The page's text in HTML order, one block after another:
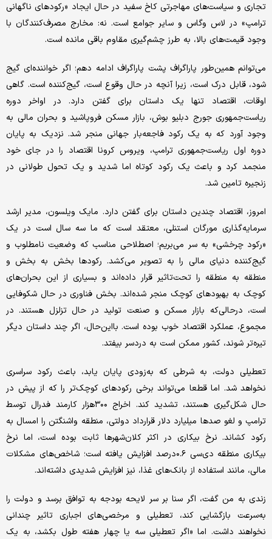
تجاری و سیاست‌های مهاجرتی کاخ سفید در حال ایجاد «رکودهای ناگهانی
ترامپ» در لاس وگاس و سایر جوامع است. نه: مخارج مصرف‌کنندگان با
وجود قیمت‌های بالا، به طرز چشم‌گیری مقاوم باقی مانده است.
می‌توانم همین‌طور پاراگراف پشت پاراگراف ادامه دهم؛ اگر خواننده‌ای گیج
شود، قابل درک است، زیرا آنچه در حال وقوع است، گیج‌کننده است. گاهی
اوقات، اقتصاد تنها یک داستان برای گفتن دارد. در اواخر دوره
ریاست‌جمهوری جورج دبلیو بوش، بازار مسکن فروپاشید و بحران مالی به
وجود آورد که به یک رکود فاجعه‌بار جهانی منجر شد. نزدیک به پایان
‌دوره اول ریاست‌جمهوری ترامپ، ویروس کرونا اقتصاد را در جای خود
منجمد کرد و باعث یک رکود کوتاه اما شدید و یک تحول طولانی در
زنجیره تامین شد.
امروز، اقتصاد چندین داستان برای گفتن دارد. مایک ویلسون، مدیر ارشد
سرمایه‌گذاری مورگان استنلی، معتقد است که ما سه سال است در یک
«رکود چرخشی» به سر می‌بریم؛ اصطلاحی مناسب که وضعیت نامطلوب و
گیج‌کننده دنیای مالی را به تصویر می‌کشد. رکودها بخش به بخش و
منطقه به منطقه را تحت‌تاثیر قرار داده‌اند و بسیاری از این بحران‌های
کوچک به بهبودهای کوچک منجر شده‌اند. بخش فناوری در حال شکوفایی
است، درحالی‌که بازار مسکن و صنعت تولید در حال تزلزل هستند. در
مجموع، عملکرد اقتصاد خوب بوده است. با‌این‌حال، اگر چند داستان دیگر
تیره‌تر شوند، کشور ممکن است به دردسر بیفتد.
تعطیلی دولت، به شرطی که به‌زودی پایان یابد، باعث رکود سراسری
نخواهد شد. اما قطعا می‌تواند برخی رکودهای کوچک‌تر را که از پیش در
حال شکل‌گیری هستند، تشدید کند. اخراج ۳۰۰هزار کارمند فدرال توسط
ترامپ و لغو صدها‌ میلیارد دلار قرارداد دولتی، منطقه واشنگتن را امسال به
رکود کشاند. نرخ بیکاری در اکثر کلان‌شهرها ثابت بوده است، اما نرخ
بیکاری منطقه دی‌سی ۰.۶درصد افزایش یافته است؛ شاخص‌های مشکلات
مالی، مانند استفاده از بانک‌های غذا، نیز افزایش شدیدی داشته‌اند.
زندی به من گفت، اگر سنا بر سر لایحه بودجه به توافق برسد و دولت را
به‌سرعت بازگشایی کند، تعطیلی و مرخصی‌های اجباری تاثیر چندانی
نخواهند داشت. اما «اگر تعطیلی سه یا چهار هفته طول بکشد، به یک